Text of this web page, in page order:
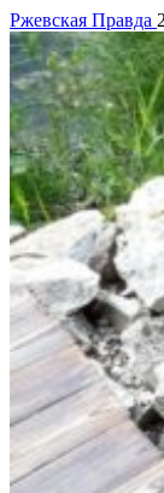
Ржевская Правда